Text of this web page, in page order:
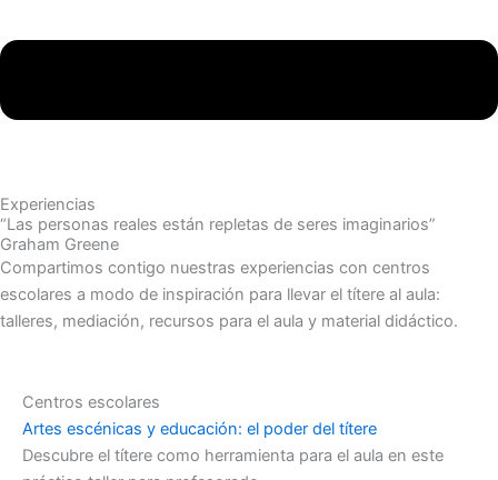
Experiencias
“Las personas reales están repletas de seres imaginarios”
Graham Greene
Compartimos contigo nuestras experiencias con centros
escolares a modo de inspiración para llevar el títere al aula:
talleres, mediación, recursos para el aula y material didáctico.
Centros escolares
Artes escénicas y educación: el poder del títere
Descubre el títere como herramienta para el aula en este